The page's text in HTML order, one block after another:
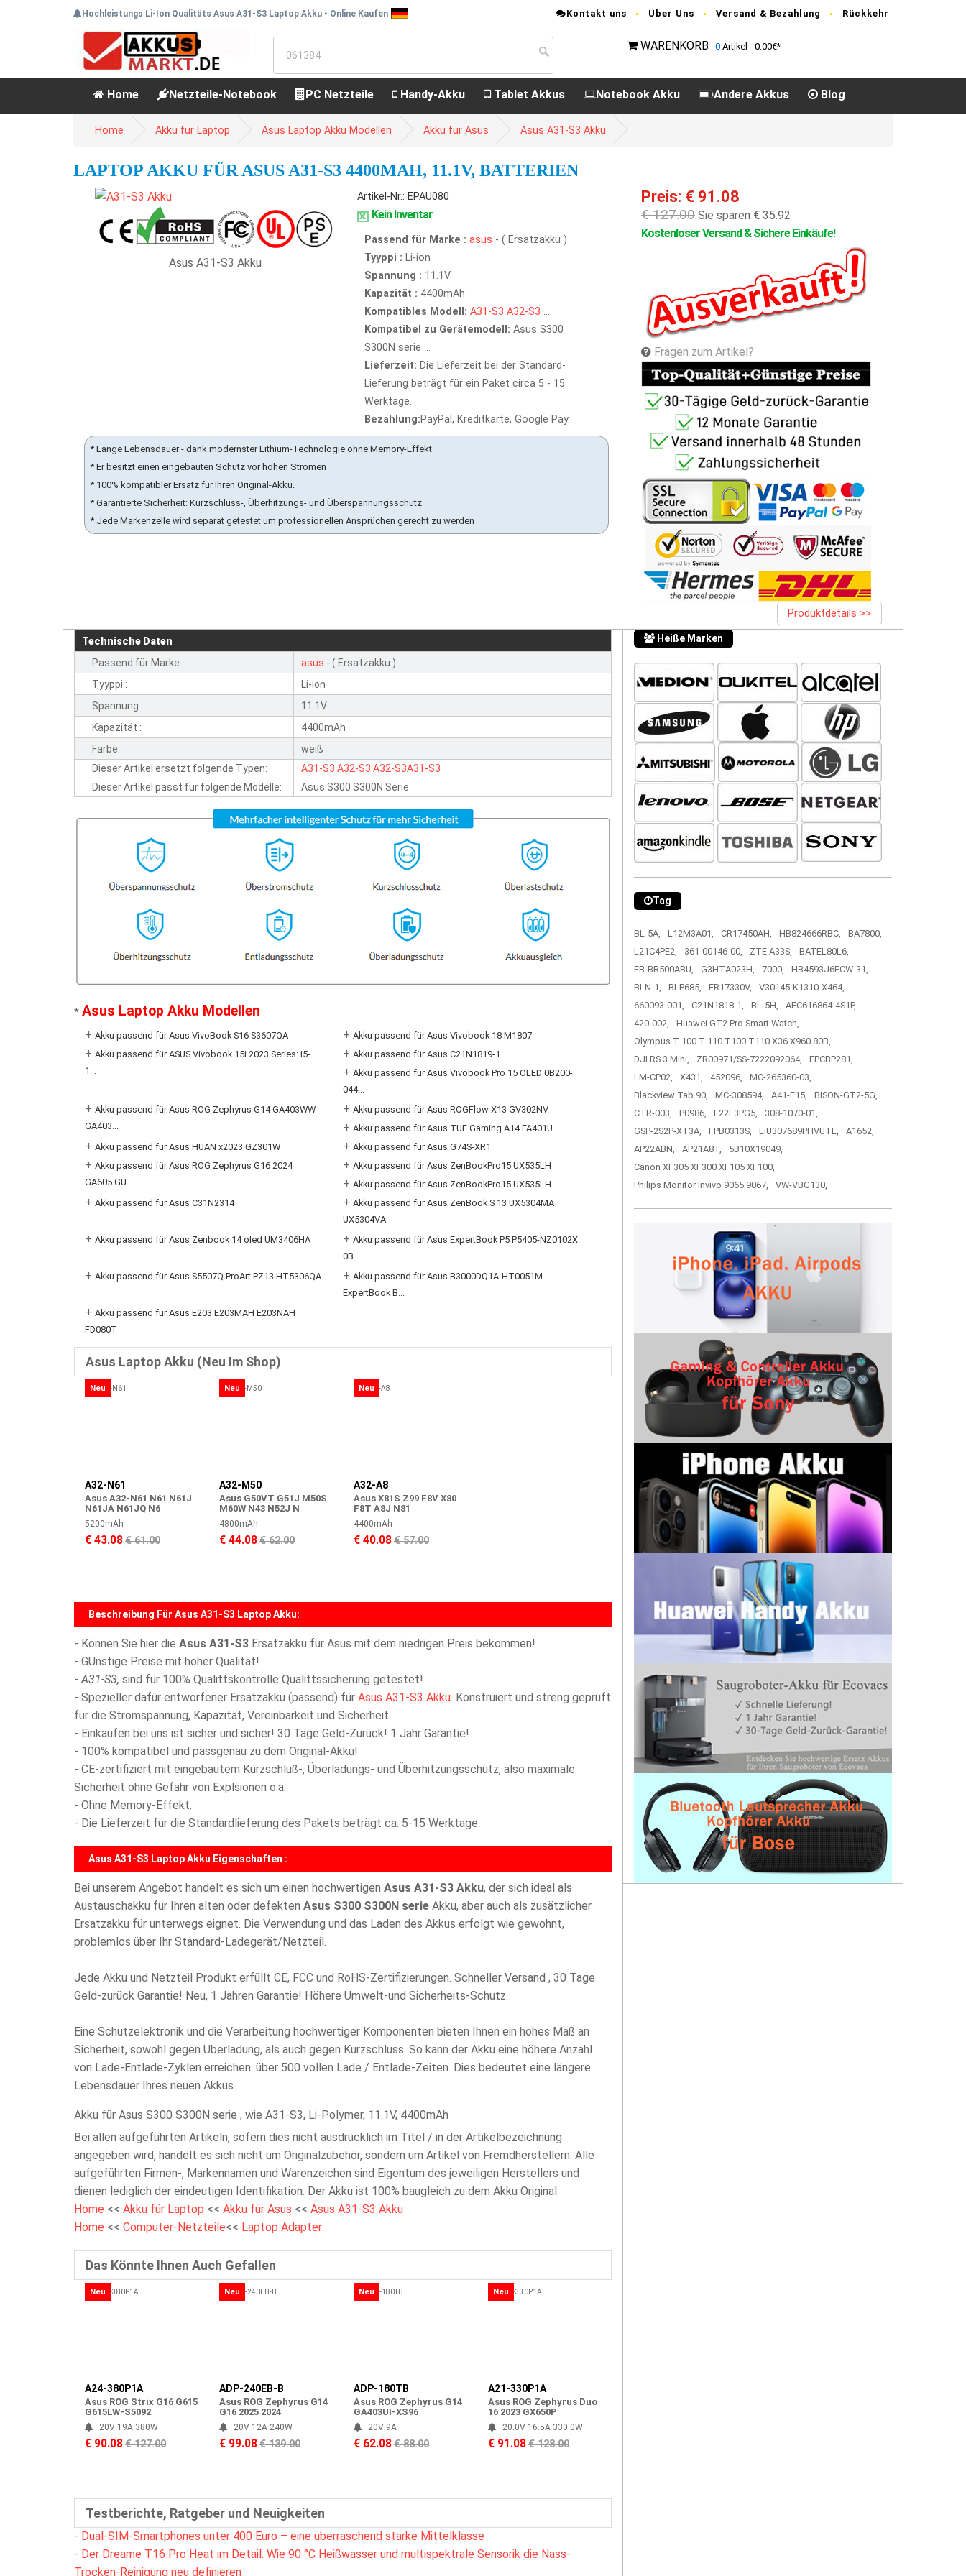
Hochleistungs Li-Ion Qualitäts Asus A31-S3 Laptop Akku - Online Kaufen Kontakt uns Über Uns Versand & Bezahlung Rückkehr
WARENKORB 0 Artikel - 0.00€*
Home Netzteile-Notebook PC Netzteile Handy-Akku Tablet Akkus Notebook Akku Andere Akkus Blog
Home Akku für Laptop Asus Laptop Akku Modellen Akku für Asus Asus A31-S3 Akku
LAPTOP AKKU FÜR ASUS A31-S3 4400MAH, 11.1V, BATTERIEN
Asus A31-S3 Akku
Artikel-Nr.: EPAU080
Kein Inventar
Passend für Marke : asus - ( Ersatzakku )
Tyyppi : Li-ion
Spannung : 11.1V
Kapazität : 4400mAh
Kompatibles Modell: A31-S3 A32-S3 ...
Kompatibel zu Gerätemodell: Asus S300
S300N serie ...
Lieferzeit: Die Lieferzeit bei der Standard-
Lieferung beträgt für ein Paket circa 5 - 15
Werktage.
Bezahlung:PayPal, Kreditkarte, Google Pay.
* Lange Lebensdauer - dank modernster Lithium-Technologie ohne Memory-Effekt
* Er besitzt einen eingebauten Schutz vor hohen Strömen
* 100% kompatibler Ersatz für Ihren Original-Akku.
* Garantierte Sicherheit: Kurzschluss-, Überhitzungs- und Überspannungsschutz
* Jede Markenzelle wird separat getestet um professionellen Ansprüchen gerecht zu werden
Preis: € 91.08
€ 127.00 Sie sparen € 35.92
Kostenloser Versand & Sichere Einkäufe!
Fragen zum Artikel?
Produktdetails >>
Technische Daten
Passend für Marke :
asus - ( Ersatzakku )
Tyyppi :
Li-ion
Spannung :
11.1V
Kapazität :
4400mAh
Farbe:
weiß
Dieser Artikel ersetzt folgende Typen:
A31-S3 A32-S3 A32-S3A31-S3
Dieser Artikel passt für folgende Modelle:
Asus S300 S300N Serie
* Asus Laptop Akku Modellen
+ Akku passend für Asus VivoBook S16 S3607QA +Akku passend für Asus Vivobook 18 M1807
+ Akku passend für ASUS Vivobook 15i 2023 Series: i5-
1...
+Akku passend für Asus C21N1819-1
+Akku passend für Asus Vivobook Pro 15 OLED 0B200-
044...
+ Akku passend für Asus ROG Zephyrus G14 GA403WW
GA403...
+Akku passend für Asus ROGFlow X13 GV302NV
+Akku passend für Asus TUF Gaming A14 FA401U
+ Akku passend für Asus HUAN x2023 GZ301W +Akku passend für Asus G74S-XR1
+ Akku passend für Asus ROG Zephyrus G16 2024
GA605 GU...
+Akku passend für Asus ZenBookPro15 UX535LH
+Akku passend für Asus ZenBookPro15 UX535LH
+ Akku passend für Asus C31N2314 +Akku passend für Asus ZenBook S 13 UX5304MA
UX5304VA
+ Akku passend für Asus Zenbook 14 oled UM3406HA +Akku passend für Asus ExpertBook P5 P5405-NZ0102X
0B...
+ Akku passend für Asus S5507Q ProArt PZ13 HT5306QA +Akku passend für Asus B3000DQ1A-HT0051M
ExpertBook B...
+ Akku passend für Asus E203 E203MAH E203NAH
FD080T
Asus Laptop Akku (Neu Im Shop)
Neu
A32-N61
Asus A32-N61 N61 N61J
N61JA N61JQ N6
5200mAh
€ 43.08€ 61.00
Neu
A32-M50
Asus G50VT G51J M50S
M60W N43 N52J N
4800mAh
€ 44.08€ 62.00
Neu
A32-A8
Asus X81S Z99 F8V X80
F8T A8J N81
4400mAh
€ 40.08€ 57.00
Beschreibung Für Asus A31-S3 Laptop Akku:
- Können Sie hier die Asus A31-S3 Ersatzakku für Asus mit dem niedrigen Preis bekommen!
- GÜnstige Preise mit hoher Qualität!
-A31-S3, sind für 100% Qualittskontrolle Qualittssicherung getestet!
- Spezieller dafür entworfener Ersatzakku (passend) für Asus A31-S3 Akku. Konstruiert und streng geprüft
für die Stromspannung, Kapazität, Vereinbarkeit und Sicherheit.
- Einkaufen bei uns ist sicher und sicher! 30 Tage Geld-Zurück! 1 Jahr Garantie!
- 100% kompatibel und passgenau zu dem Original-Akku!
- CE-zertifiziert mit eingebautem Kurzschluß-, Überladungs- und Überhitzungsschutz, also maximale
Sicherheit ohne Gefahr von Explsionen o.ä.
- Ohne Memory-Effekt.
- Die Lieferzeit für die Standardlieferung des Pakets beträgt ca. 5-15 Werktage.
Asus A31-S3 Laptop Akku Eigenschaften :
Bei unserem Angebot handelt es sich um einen hochwertigen Asus A31-S3 Akku, der sich ideal als
Austauschakku für Ihren alten oder defekten Asus S300 S300N serie Akku, aber auch als zusätzlicher
Ersatzakku für unterwegs eignet. Die Verwendung und das Laden des Akkus erfolgt wie gewohnt,
problemlos über Ihr Standard-Ladegerät/Netzteil.
Jede Akku und Netzteil Produkt erfüllt CE, FCC und RoHS-Zertifizierungen. Schneller Versand , 30 Tage
Geld-zurück Garantie! Neu, 1 Jahren Garantie! Höhere Umwelt-und Sicherheits-Schutz.
Eine Schutzelektronik und die Verarbeitung hochwertiger Komponenten bieten Ihnen ein hohes Maß an
Sicherheit, sowohl gegen Überladung, als auch gegen Kurzschluss. So kann der Akku eine höhere Anzahl
von Lade-Entlade-Zyklen erreichen. über 500 vollen Lade / Entlade-Zeiten. Dies bedeutet eine längere
Lebensdauer Ihres neuen Akkus.
Akku für Asus S300 S300N serie , wie A31-S3, Li-Polymer, 11.1V, 4400mAh
Bei allen aufgeführten Artikeln, sofern dies nicht ausdrücklich im Titel / in der Artikelbezeichnung
angegeben wird, handelt es sich nicht um Originalzubehör, sondern um Artikel von Fremdherstellern. Alle
aufgeführten Firmen-, Markennamen und Warenzeichen sind Eigentum des jeweiligen Herstellers und
dienen lediglich der eindeutigen Identifikation. Der Akku ist 100% baugleich zu dem Akku Original.
Home << Akku für Laptop << Akku für Asus << Asus A31-S3 Akku
Home << Computer-Netzteile<< Laptop Adapter
Das Könnte Ihnen Auch Gefallen
Neu
A24-380P1A
Asus ROG Strix G16 G615
G615LW-S5092
20V 19A 380W
€ 90.08€ 127.00
Neu
ADP-240EB-B
Asus ROG Zephyrus G14
G16 2025 2024
20V 12A 240W
€ 99.08€ 139.00
Neu
ADP-180TB
Asus ROG Zephyrus G14
GA403UI-XS96
20V 9A
€ 62.08€ 88.00
Neu
A21-330P1A
Asus ROG Zephyrus Duo
16 2023 GX650P
20.0V 16.5A 330.0W
€ 91.08€ 128.00
Testberichte, Ratgeber und Neuigkeiten
- Dual-SIM-Smartphones unter 400 Euro – eine überraschend starke Mittelklasse
- Der Dreame T16 Pro Heat im Detail: Wie 90 °C Heißwasser und multispektrale Sensorik die Nass-
Trocken-Reinigung neu definieren
Heiße Marken
Tag
BL-5A, L12M3A01, CR17450AH, HB824666RBC,
BA7800,
L21C4PE2,
361-00146-00, ZTE A33S,
BATEL80L6,
EB-BR500ABU,
G3HTA023H, 7000,
HB4593J6ECW-31,
BLN-1,
BLP685, ER17330V,
V30145-K1310-X464,
660093-001,
C21N1818-1, BL-5H,
AEC616864-4S1P,
420-002,
Huawei GT2 Pro Smart Watch,
Olympus T 100 T 110 T100 T110 X36 X960 80B,
DJI RS 3 Mini,
ZR00971/SS-7222092064,
FPCBP281,
LM-CP02,
X431, 452096,
MC-265360-03,
Blackview Tab 90,
MC-308594, A41-E15,
BISON-GT2-5G,
CTR-003,
P0986, L22L3PG5,
308-1070-01,
GSP-2S2P-XT3A,
FPB0313S, LiU307689PHVUTL,
A1652,
AP22ABN,
AP21A8T,
5B10X19049,
Canon XF305 XF300 XF105 XF100,
Philips Monitor Invivo 9065 9067,
VW-VBG130,